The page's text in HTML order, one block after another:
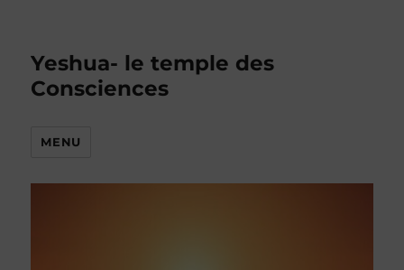
Yeshua- le temple des
Consciences
MENU